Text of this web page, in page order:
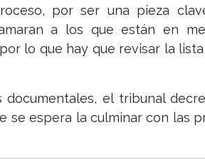
por ser una pieza
a los que están en
lo que hay que revisar la
documentales, el tribunal
se espera la culminar con las